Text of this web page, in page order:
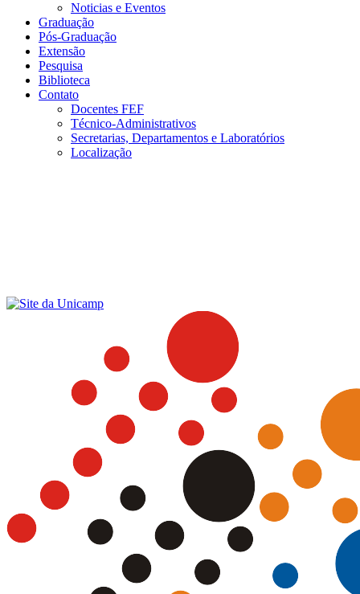
Noticias e Eventos
Graduação
Pós-Graduação
Extensão
Pesquisa
Biblioteca
Contato
Docentes FEF
Técnico-Administrativos
Secretarias, Departamentos e Laboratórios
Localização